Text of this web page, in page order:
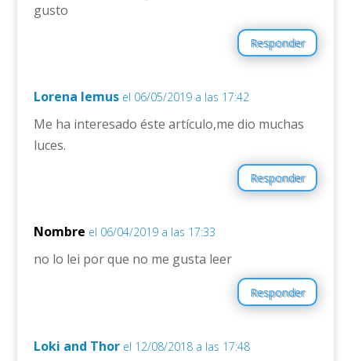
gusto
Responder
Lorena lemus el 06/05/2019 a las 17:42
Me ha interesado éste artículo,me dio muchas
luces.
Responder
Nombre el 06/04/2019 a las 17:33
no lo lei por que no me gusta leer
Responder
Loki and Thor el 12/08/2018 a las 17:48